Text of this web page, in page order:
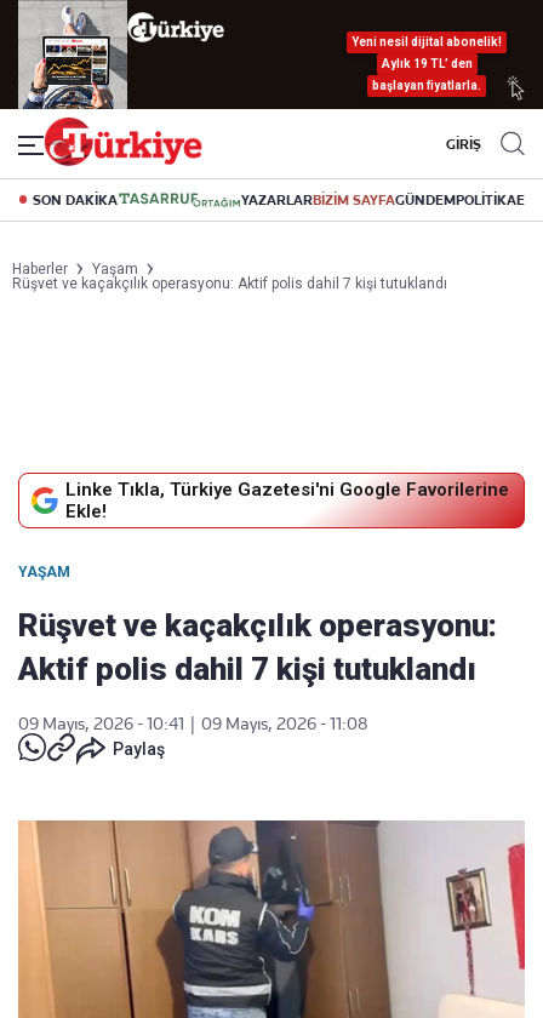
Yeni nesil dijital abonelik!
Aylık 19 TL’ den
başlayan fiyatlarla.
GİRİŞ
SON DAKİKA YAZARLARBİZİM SAYFAGÜNDEMPOLİTİKA
Haberler
Yaşam
Rüşvet ve kaçakçılık operasyonu: Aktif polis dahil 7 kişi tutuklandı
Linke Tıkla, Türkiye Gazetesi'ni Google Favorilerine
Ekle!
YAŞAM
Rüşvet ve kaçakçılık operasyonu:
Aktif polis dahil 7 kişi tutuklandı
09 Mayıs, 2026 - 10:41
09 Mayıs, 2026 - 11:08
Paylaş